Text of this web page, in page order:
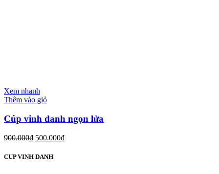
Xem nhanh
Thêm vào giỏ
Cúp vinh danh ngọn lửa
900.000₫ 500.000₫
CUP VINH DANH